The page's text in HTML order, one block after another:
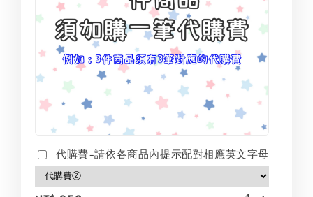
代購費-請依各商品內提示配對相應英文字母